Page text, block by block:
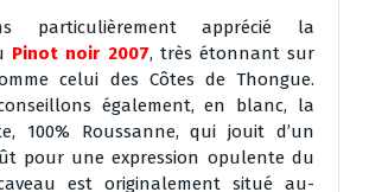
particulièrement apprécié la
Pinot noir 2007, très étonnant sur
celui des Côtes de Thongue.
également, en blanc, la
100% Roussanne, qui jouit d’un
pour une expression opulente du
est originalement situé au-